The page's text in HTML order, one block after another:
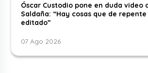
Óscar Custodio pone en duda video
Saldaña: “Hay cosas que de repente
editado”
07 Ago 2026